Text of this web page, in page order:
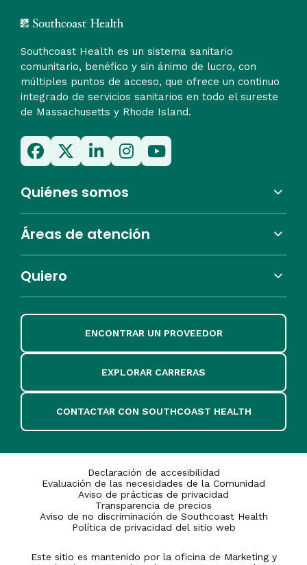
Southcoast Health es un sistema sanitario
comunitario, benéfico y sin ánimo de lucro, con
múltiples puntos de acceso, que ofrece un continuo
integrado de servicios sanitarios en todo el sureste
de Massachusetts y Rhode Island.
Quiénes somos
Áreas de atención
Quiero
ENCONTRAR UN PROVEEDOR
EXPLORAR CARRERAS
CONTACTAR CON SOUTHCOAST HEALTH
Declaración de accesibilidad
Evaluación de las necesidades de la Comunidad
Aviso de prácticas de privacidad
Transparencia de precios
Aviso de no discriminación de Southcoast Health
Política de privacidad del sitio web
Este sitio es mantenido por la oficina de Marketing y